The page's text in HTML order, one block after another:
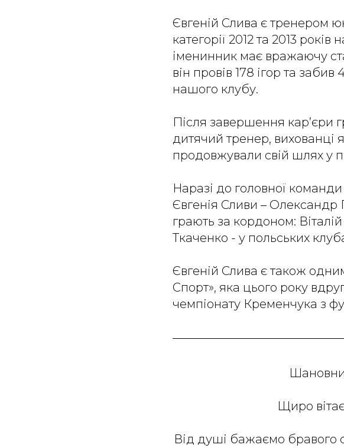
Євгеній Слива є тренером
категорії 2012 та 2013
іменинник має вражаючу
він провів 178 ігор та
нашого клубу.
Після завершення кар’єри
дитячий тренер, вихованці
продовжували свій шлях у
Наразі до головної
Євгенія Сливи –
грають за кордоном:
Ткаченко - у польських
Євгеній Слива є також
Спорт», яка цього року
чемпіонату Кременчука з
Щиро
Від душі бажаємо бравого